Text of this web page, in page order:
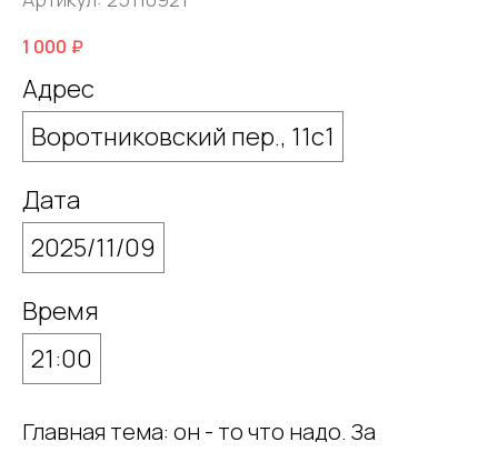
1 000 ₽
Адрес
Воротниковский пер., 11с1
Дата
2025/11/09
Время
21:00
Главная тема: он - то что надо. За